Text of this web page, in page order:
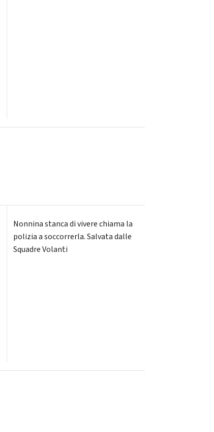
Nonnina stanca di vivere chiama la
polizia a soccorrerla. Salvata dalle
Squadre Volanti